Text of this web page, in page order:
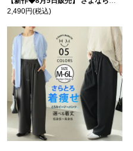
2,490円(税込)